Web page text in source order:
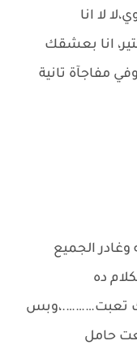
لا انا
انا بعشقك
مفاجآة تانية
وغادر الجميع
ده
تعبت……….،وبس
حامل